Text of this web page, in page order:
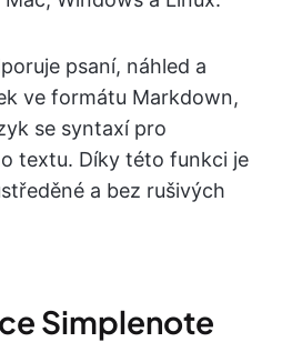
psaní, náhled a
ve formátu Markdown,
se syntaxí pro
textu. Díky této funkci je
a bez rušivých
Simplenote